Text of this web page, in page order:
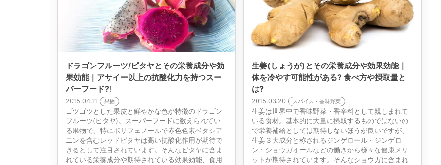
ドラゴンフルーツ/ピタヤとその栄養成分や効
果効能｜アサイー以上の抗酸化力を持つスー
パーフード?!
2015.04.11 果物
ゴツゴツとした果皮と鮮やかな色が特徴のドラゴン
フルーツ(ピタヤ)。スーパーフードに数えられてい
る果物で、特にポリフェノールで赤色色素ベタシア
ニンを含むレッドピタヤは高い抗酸化作用が期待で
きるとして注目されています。そんなピタヤに含ま
れている栄養成分や期待されている効果効能、食用
生姜(しょうが)とその栄養成分や効果効能｜
体を冷やす可能性がある? 食べ方や摂取量と
は?
2015.03.20 スパイス・香味野菜
生姜は世界中で香味野菜・香辛料として親しまれて
いる食材。基本的に大量に摂取するものではないの
で栄養補給としては期待しないほうが良いですが、
生姜３大成分と称されるジンゲロール・ジンゲロ
ン・ショウガオールなどの働きから様々な健康メリ
ットが期待されています。そんなショウガに含まれ